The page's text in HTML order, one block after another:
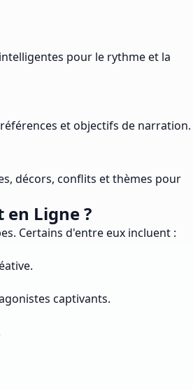
pour le rythme et la
et objectifs de narration.
décors, conflits et thèmes pour
en Ligne ?
Certains d'entre eux incluent :
captivants.